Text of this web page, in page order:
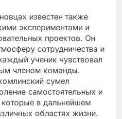
известен также
экспериментами и
проектов. Он
сотрудничества и
ученик чувствовал
членом команды.
сумел
самостоятельных и
которые в дальнейшем
областях жизни.